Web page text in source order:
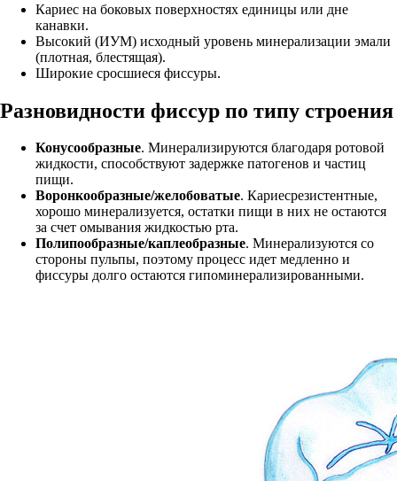
Кариес на боковых поверхностях единицы или дне
канавки.
Высокий (ИУМ) исходный уровень минерализации эмали
(плотная, блестящая).
Широкие сросшиеся фиссуры.
Разновидности фиссур по типу строения
Конусообразные. Минерализируются благодаря ротовой
жидкости, способствуют задержке патогенов и частиц
пищи.
Воронкообразные/желобоватые. Кариесрезистентные,
хорошо минерализуется, остатки пищи в них не остаются
за счет омывания жидкостью рта.
Полипообразные/каплеобразные. Минерализуются со
стороны пульпы, поэтому процесс идет медленно и
фиссуры долго остаются гипоминерализированными.